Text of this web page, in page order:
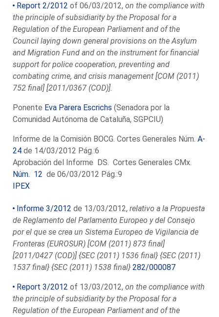
Report 2/2012 of 06/03/2012,on the compliance with
the principle of subsidiarity by the Proposal for a
Regulation of the European Parliament and of the
Council laying down general provisions on the Asylum
and Migration Fund and on the instrument for financial
support for police cooperation, preventing and
combating crime, and crisis management [COM (2011)
752 final] [2011/0367 (COD)].
Ponente Eva Parera Escrichs (Senadora por la
Comunidad Autónoma de Cataluña, SGPCIU)
Informe de la Comisión BOCG. Cortes Generales Núm.A-
24 de 14/03/2012 Pág.:6
Aprobación del Informe DS. Cortes Generales CMx.
Núm. 12 de 06/03/2012 Pág.:9
IPEX
Informe 3/2012 de 13/03/2012,relativo a la Propuesta
de Reglamento del Parlamento Europeo y del Consejo
por el que se crea un Sistema Europeo de Vigilancia de
Fronteras (EUROSUR) [COM (2011) 873 final]
[2011/0427 (COD)] {SEC (2011) 1536 final} {SEC (2011)
1537 final} {SEC (2011) 1538 final} 282/000087
Report 3/2012 of 13/03/2012,on the compliance with
the principle of subsidiarity by the Proposal for a
Regulation of the European Parliament and of the